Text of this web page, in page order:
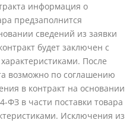
информация о
предзаполнится
сведений из заявки
будет заключен с
После
возможно по соглашению
в контракт на основании
ФЗ в части поставки товара
Исключения из